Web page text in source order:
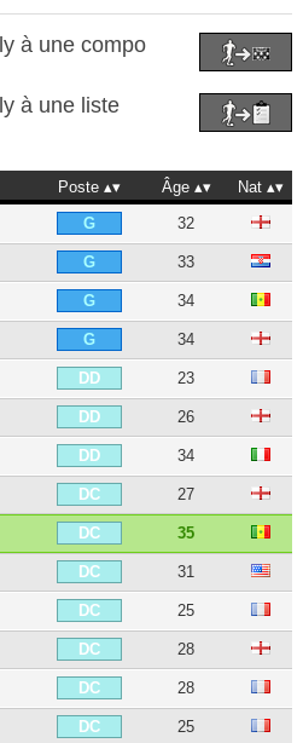
à une compo
à une liste
Poste Âge
Nat
G 32
G 33
G 34
G 34
DD 23
DD 26
DD 34
DC 27
DC 35
DC 31
DC 25
DC 28
DC 28
DC 25